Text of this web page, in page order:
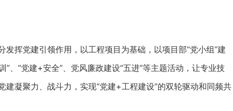
挥党建引领作用，以工程项目为基础，以项目部“党小组”建
、“党建+安全”、党风廉政建设“五进”等主题活动，让专业技
凝聚力、战斗力，实现“党建+工程建设”的双轮驱动和同频共